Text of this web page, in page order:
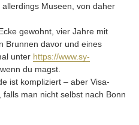
Museen, von daher
gewohnt, vier Jahre mit
Brunnen davor und eines
unter https://www.sy-
wenn du magst.
ist kompliziert – aber Visa-
man nicht selbst nach Bonn